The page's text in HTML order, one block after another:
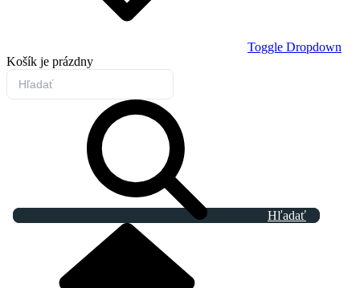
Toggle Dropdown
Košík je prázdny
Hľadať